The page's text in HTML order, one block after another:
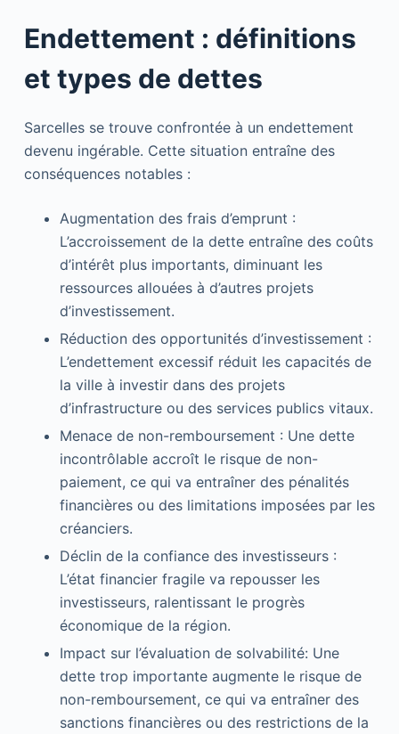
Endettement : définitions
et types de dettes
Sarcelles se trouve confrontée à un endettement
devenu ingérable. Cette situation entraîne des
conséquences notables :
Augmentation des frais d’emprunt :
L’accroissement de la dette entraîne des coûts
d’intérêt plus importants, diminuant les
ressources allouées à d’autres projets
d’investissement.
Réduction des opportunités d’investissement :
L’endettement excessif réduit les capacités de
la ville à investir dans des projets
d’infrastructure ou des services publics vitaux.
Menace de non-remboursement : Une dette
incontrôlable accroît le risque de non-
paiement, ce qui va entraîner des pénalités
financières ou des limitations imposées par les
créanciers.
Déclin de la confiance des investisseurs :
L’état financier fragile va repousser les
investisseurs, ralentissant le progrès
économique de la région.
Impact sur l’évaluation de solvabilité: Une
dette trop importante augmente le risque de
non-remboursement, ce qui va entraîner des
sanctions financières ou des restrictions de la